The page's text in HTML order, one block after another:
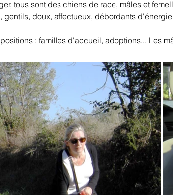
tous sont des chiens de race, mâles et
gentils, doux, affectueux, débordants
: familles d'accueil, adoptions... Les